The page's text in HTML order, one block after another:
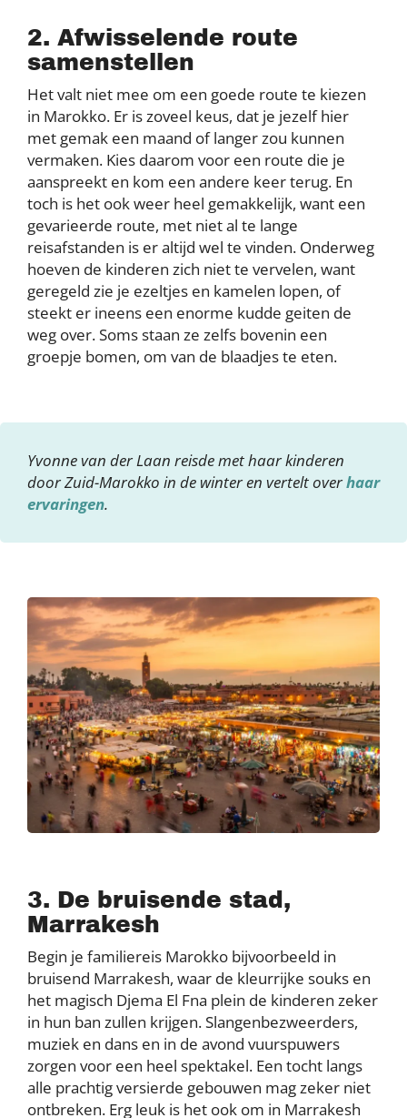
2. Afwisselende route
samenstellen
Het valt niet mee om een goede route te kiezen
in Marokko. Er is zoveel keus, dat je jezelf hier
met gemak een maand of langer zou kunnen
vermaken. Kies daarom voor een route die je
aanspreekt en kom een andere keer terug. En
toch is het ook weer heel gemakkelijk, want een
gevarieerde route, met niet al te lange
reisafstanden is er altijd wel te vinden. Onderweg
hoeven de kinderen zich niet te vervelen, want
geregeld zie je ezeltjes en kamelen lopen, of
steekt er ineens een enorme kudde geiten de
weg over. Soms staan ze zelfs bovenin een
groepje bomen, om van de blaadjes te eten.
Yvonne van der Laan reisde met haar kinderen
door Zuid-Marokko in de winter en vertelt overhaar
ervaringen.
3. De bruisende stad,
Marrakesh
Begin je familiereis Marokko bijvoorbeeld in
bruisend Marrakesh, waar de kleurrijke souks en
het magisch Djema El Fna plein de kinderen zeker
in hun ban zullen krijgen. Slangenbezweerders,
muziek en dans en in de avond vuurspuwers
zorgen voor een heel spektakel. Een tocht langs
alle prachtig versierde gebouwen mag zeker niet
ontbreken. Erg leuk is het ook om in Marrakesh